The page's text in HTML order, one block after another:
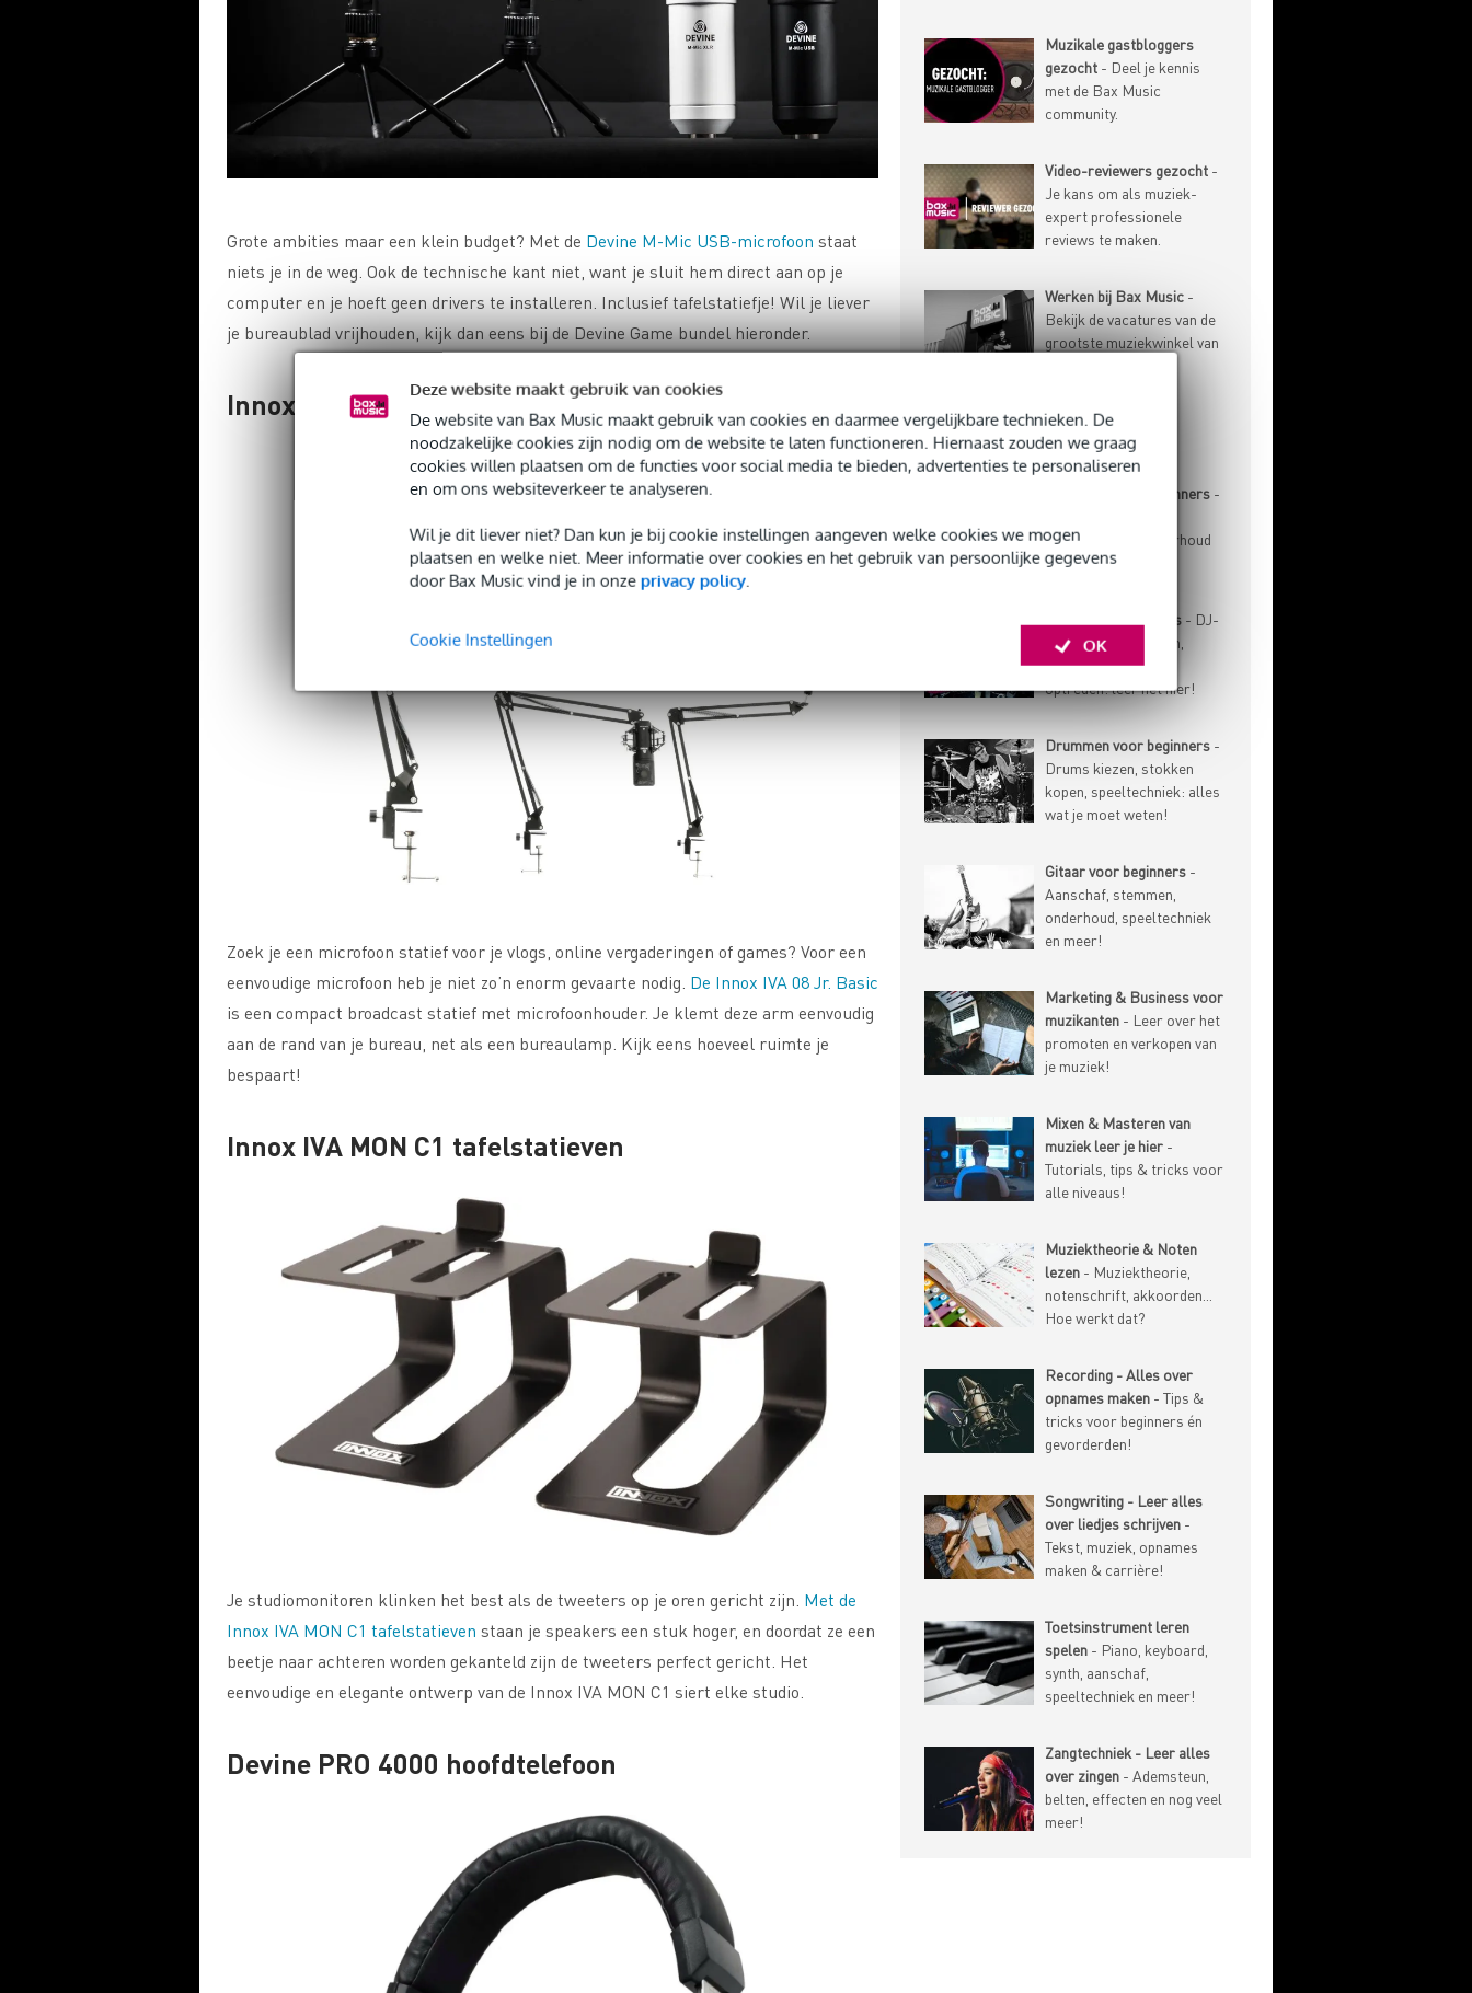
Deze website maakt gebruik van cookies
De website van Bax Music maakt gebruik van cookies en daarmee vergelijkbare technieken. De
noodzakelijke cookies zijn nodig om de website te laten functioneren. Hiernaast zouden we graag
cookies willen plaatsen om de functies voor social media te bieden, advertenties te personaliseren
en om ons websiteverkeer te analyseren.
Wil je dit liever niet? Dan kun je bij cookie instellingen aangeven welke cookies we mogen
plaatsen en welke niet. Meer informatie over cookies en het gebruik van persoonlijke gegevens
door Bax Music vind je in onze privacy policy.
OK
Cookie Instellingen
Grote ambities maar een klein budget? Met de Devine M-Mic USB-microfoon staat
niets je in de weg. Ook de technische kant niet, want je sluit hem direct aan op je
computer en je hoeft geen drivers te installeren. Inclusief tafelstatiefje! Wil je liever
je bureaublad vrijhouden, kijk dan eens bij de Devine Game bundel hieronder.
Innox IVA 08 Jr. Basic broadcast-microfoonstatief
Zoek je een microfoon statief voor je vlogs, online vergaderingen of games? Voor een
eenvoudige microfoon heb je niet zo’n enorm gevaarte nodig. De Innox IVA 08 Jr. Basic
is een compact broadcast statief met microfoonhouder. Je klemt deze arm eenvoudig
aan de rand van je bureau, net als een bureaulamp. Kijk eens hoeveel ruimte je
bespaart!
Innox IVA MON C1 tafelstatieven
Je studiomonitoren klinken het best als de tweeters op je oren gericht zijn. Met de
Innox IVA MON C1 tafelstatieven staan je speakers een stuk hoger, en doordat ze een
beetje naar achteren worden gekanteld zijn de tweeters perfect gericht. Het
eenvoudige en elegante ontwerp van de Innox IVA MON C1 siert elke studio.
Devine PRO 4000 hoofdtelefoon
Muzikale gastbloggers
gezocht - Deel je kennis
met de Bax Music
community.
Video-reviewers gezocht -
Je kans om als muziek-
expert professionele
reviews te maken.
Werken bij Bax Music -
Bekijk de vacatures van de
grootste muziekwinkel van
TOP-ARTIKELEN
Basgitaar voor beginners -
speeltechniek, onderhoud
en meer!
DJ'en voor beginners - DJ-
techniek, gear kiezen,
muziek verzamelen,
optreden: leer het hier!
Drummen voor beginners -
Drums kiezen, stokken
kopen, speeltechniek: alles
wat je moet weten!
Gitaar voor beginners -
Aanschaf, stemmen,
onderhoud, speeltechniek
en meer!
Marketing & Business voor
muzikanten - Leer over het
promoten en verkopen van
je muziek!
Mixen & Masteren van
muziek leer je hier -
Tutorials, tips & tricks voor
alle niveaus!
Muziektheorie & Noten
lezen - Muziektheorie,
notenschrift, akkoorden...
Hoe werkt dat?
Recording - Alles over
opnames maken - Tips &
tricks voor beginners én
gevorderden!
Songwriting - Leer alles
over liedjes schrijven -
Tekst, muziek, opnames
maken & carrière!
Toetsinstrument leren
spelen - Piano, keyboard,
synth, aanschaf,
speeltechniek en meer!
Zangtechniek - Leer alles
over zingen - Ademsteun,
belten, effecten en nog veel
meer!